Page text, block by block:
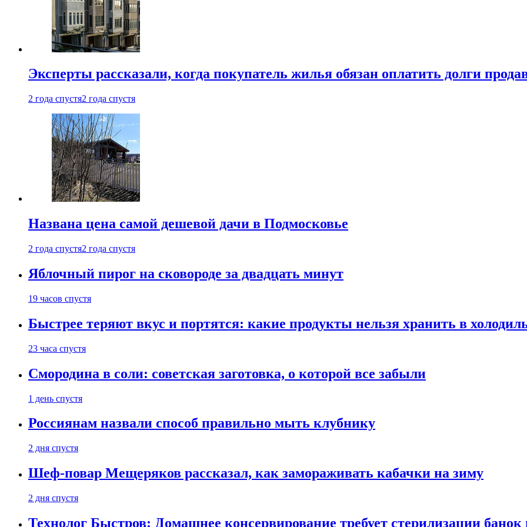
Эксперты рассказали, когда покупатель жилья обязан оплатить долги
2 года спустя2 года спустя
Названа цена самой дешевой дачи в Подмосковье
2 года спустя2 года спустя
Яблочный пирог на сковороде за двадцать минут
19 часов спустя
Быстрее теряют вкус и портятся: какие продукты нельзя хранить в
23 часа спустя
Смородина в соли: советская заготовка, о которой все забыли
1 день спустя
Россиянам назвали способ правильно мыть клубнику
2 дня спустя
Шеф-повар Мещеряков рассказал, как замораживать кабачки на зиму
2 дня спустя
Технолог Быстров: Домашнее консервирование требует стерилизации банок